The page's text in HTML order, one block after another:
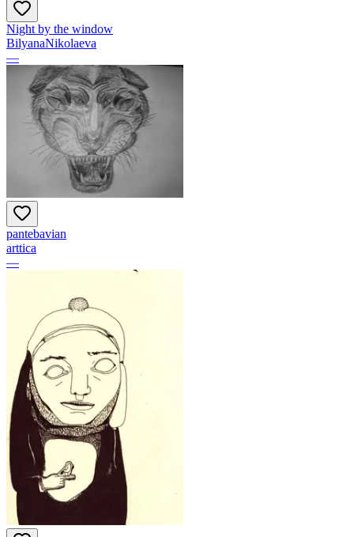
Night by the window
BilyanaNikolaeva
—
pantebavian
arttica
—